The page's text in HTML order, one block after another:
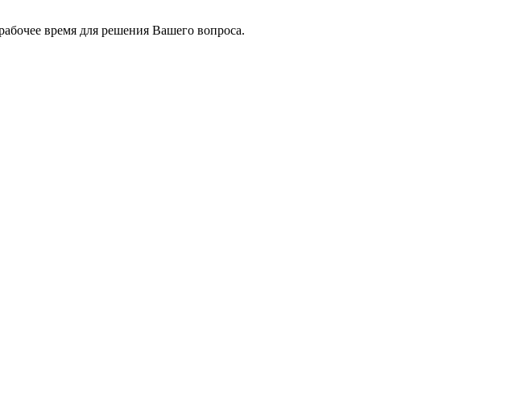
время для решения Вашего вопроса.